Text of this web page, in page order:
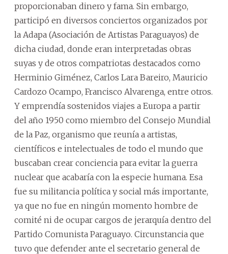
proporcionaban dinero y fama. Sin embargo,
participó en diversos conciertos organizados por
la Adapa (Asociación de Artistas Paraguayos) de
dicha ciudad, donde eran interpretadas obras
suyas y de otros compatriotas destacados como
Herminio Giménez, Carlos Lara Bareiro, Mauricio
Cardozo Ocampo, Francisco Alvarenga, entre otros.
Y emprendía sostenidos viajes a Europa a partir
del año 1950 como miembro del Consejo Mundial
de la Paz, organismo que reunía a artistas,
científicos e intelectuales de todo el mundo que
buscaban crear conciencia para evitar la guerra
nuclear que acabaría con la especie humana. Esa
fue su militancia política y social más importante,
ya que no fue en ningún momento hombre de
comité ni de ocupar cargos de jerarquía dentro del
Partido Comunista Paraguayo. Circunstancia que
tuvo que defender ante el secretario general de